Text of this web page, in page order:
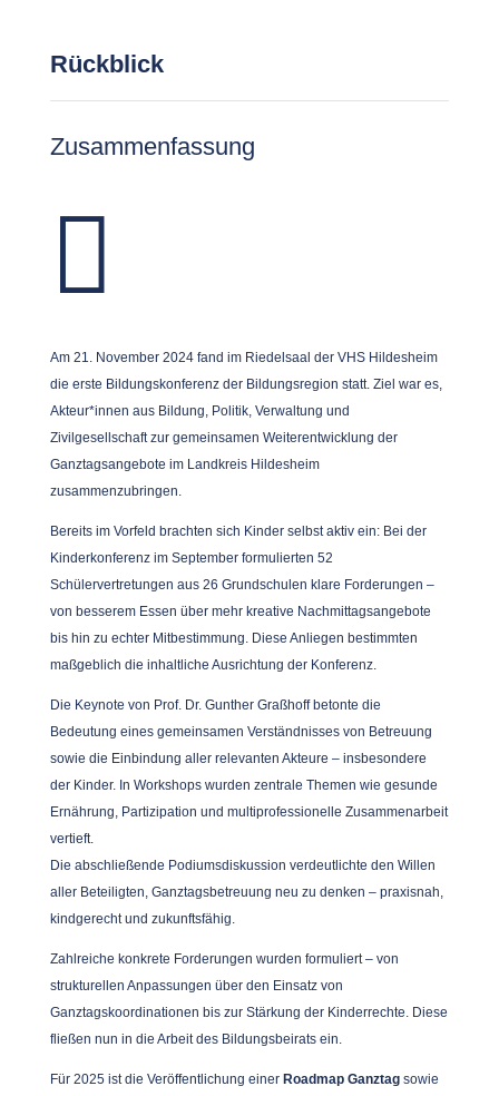
Rückblick
Zusammenfassung

Am 21. November 2024 fand im Riedelsaal der VHS Hildesheim
die erste Bildungskonferenz der Bildungsregion statt. Ziel war es,
Akteur*innen aus Bildung, Politik, Verwaltung und
Zivilgesellschaft zur gemeinsamen Weiterentwicklung der
Ganztagsangebote im Landkreis Hildesheim
zusammenzubringen.
Bereits im Vorfeld brachten sich Kinder selbst aktiv ein: Bei der
Kinderkonferenz im September formulierten 52
Schülervertretungen aus 26 Grundschulen klare Forderungen –
von besserem Essen über mehr kreative Nachmittagsangebote
bis hin zu echter Mitbestimmung. Diese Anliegen bestimmten
maßgeblich die inhaltliche Ausrichtung der Konferenz.
Die Keynote von Prof. Dr. Gunther Graßhoff betonte die
Bedeutung eines gemeinsamen Verständnisses von Betreuung
sowie die Einbindung aller relevanten Akteure – insbesondere
der Kinder. In Workshops wurden zentrale Themen wie gesunde
Ernährung, Partizipation und multiprofessionelle Zusammenarbeit
vertieft.
Die abschließende Podiumsdiskussion verdeutlichte den Willen
aller Beteiligten, Ganztagsbetreuung neu zu denken – praxisnah,
kindgerecht und zukunftsfähig.
Zahlreiche konkrete Forderungen wurden formuliert – von
strukturellen Anpassungen über den Einsatz von
Ganztagskoordinationen bis zur Stärkung der Kinderrechte. Diese
fließen nun in die Arbeit des Bildungsbeirats ein.
Für 2025 ist die Veröffentlichung einer Roadmap Ganztagsowie